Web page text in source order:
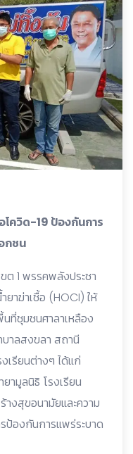
โควิด-19 ป้องกันการ
กชน
1 พรรคพลังประชา
าฆ่าเชื้อ (HOCI) ให้
ที่ชุมชนศาลาเหลือง
าลสงขลา สถานี
เรียนต่างๆ ได้แก่
ามูลนิธิ โรงเรียน
างสุขอนามัยและความ
ป้องกันการแพร่ระบาด